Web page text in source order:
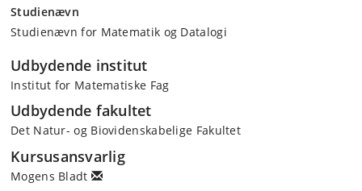
Studienævn
Studienævn for Matematik og Datalogi
Udbydende institut
Institut for Matematiske Fag
Udbydende fakultet
Det Natur- og Biovidenskabelige Fakultet
Kursusansvarlig
Mogens Bladt